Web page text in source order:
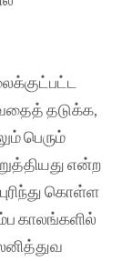
தடுக்க,
பெரும்
என்ற
கொள்ள
காலங்களில்